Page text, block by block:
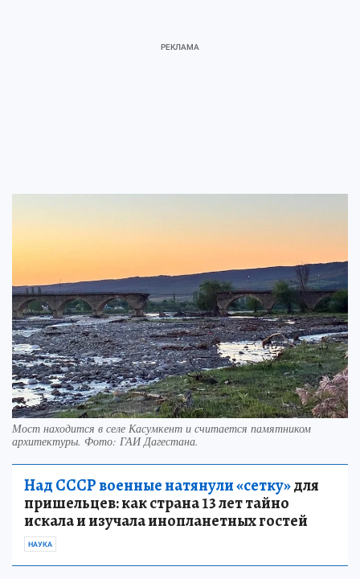
Мост находится в селе Касумкент и считается памятником
архитектуры. Фото: ГАИ Дагестана.
Над СССР военные натянули «сетку»для
пришельцев: как страна 13 лет тайно
искала и изучала инопланетных гостей
НАУКА